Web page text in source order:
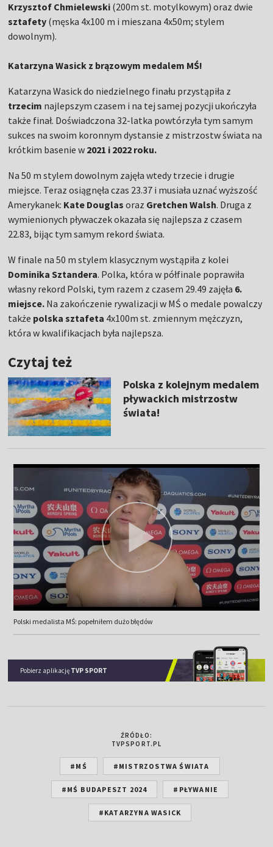
Krzysztof Chmielewski (200m st. motylkowym) oraz dwie
sztafety (męska 4x100 m i mieszana 4x50m; stylem
dowolnym).
Katarzyna Wasick z brązowym medalem MŚ!
Katarzyna Wasick do niedzielnego finału przystąpiła z
trzecim najlepszym czasem i na tej samej pozycji ukończyła
także finał. Doświadczona 32-latka powtórzyła tym samym
sukces na swoim koronnym dystansie z mistrzostw świata na
krótkim basenie w 2021 i 2022 roku.
Na 50 m stylem dowolnym zajęła wtedy trzecie i drugie
miejsce. Teraz osiągnęła czas 23.37 i musiała uznać wyższość
Amerykanek: Kate Douglas oraz Gretchen Walsh. Druga z
wymienionych pływaczek okazała się najlepsza z czasem
22.83, bijąc tym samym rekord świata.
W finale na 50 m stylem klasycznym wystąpiła z kolei
Dominika Sztandera. Polka, która w półfinale poprawiła
własny rekord Polski, tym razem z czasem 29.49 zajęła 6.
miejsce. Na zakończenie rywalizacji w MŚ o medale powalczy
także polska sztafeta 4x100m st. zmiennym mężczyzn,
która w kwalifikacjach była najlepsza.
Czytaj też
Polska z kolejnym medalem
pływackich mistrzostw
świata!
Polski medalista MŚ: popełniłem dużo błędów
Pobierz aplikację TVP SPORT
ŹRÓDŁO:
TVPSPORT.PL
#MŚ #MISTRZOSTWA ŚWIATA
#MŚ BUDAPESZT 2024 #PŁYWANIE
#KATARZYNA WASICK